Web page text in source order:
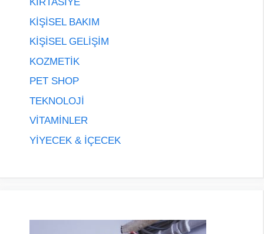
KİŞİSEL BAKIM
KİŞİSEL GELİŞİM
KOZMETİK
PET SHOP
TEKNOLOJİ
VİTAMİNLER
YİYECEK & İÇECEK